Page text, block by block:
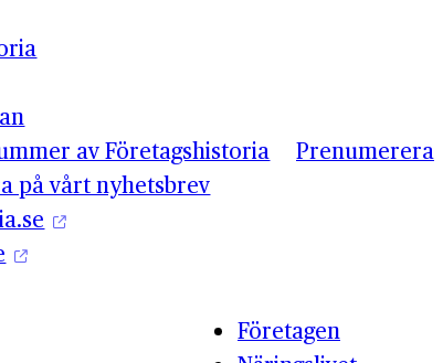
av Företagshistoria
på vårt nyhetsbrev
Prenumerera
Företagen